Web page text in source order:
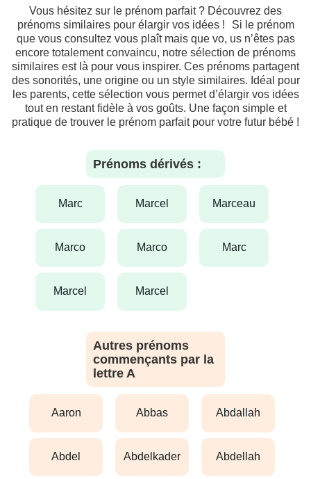
Vous hésitez sur le prénom parfait ? Découvrez des
prénoms similaires pour élargir vos idées ! Si le prénom
que vous consultez vous plaît mais que vo, us n’êtes pas
encore totalement convaincu, notre sélection de prénoms
similaires est là pour vous inspirer. Ces prénoms partagent
des sonorités, une origine ou un style similaires. Idéal pour
les parents, cette sélection vous permet d’élargir vos idées
tout en restant fidèle à vos goûts. Une façon simple et
pratique de trouver le prénom parfait pour votre futur bébé !
Prénoms dérivés :
marc marcel marceau
marco marco marc
marcel marcel
Autres prénoms
commençants par la
lettre A
aaron abbas abdallah
abdel abdelkader abdellah